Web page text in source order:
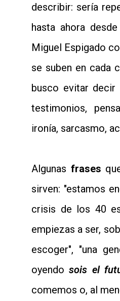
describir: sería
hasta ahora
Miguel Espigado
se suben en cada
busco evitar decir
testimonios,
ironía, sarcasmo,
Algunas frases
sirven: "estamos
crisis de los 40
empiezas a ser,
escoger", "una
oyendosois el
comemos o, al